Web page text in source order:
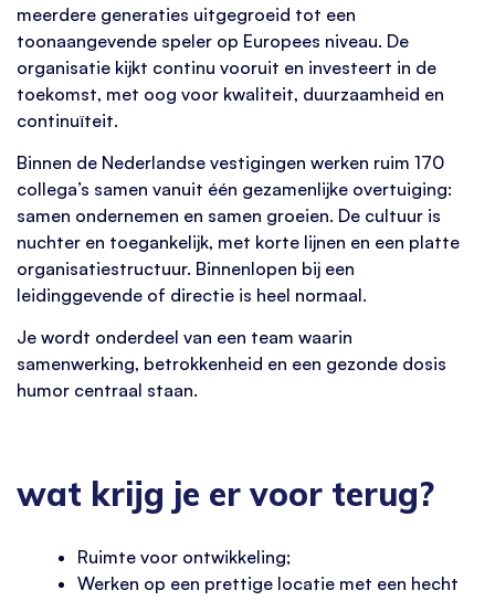
meerdere generaties uitgegroeid tot een
toonaangevende speler op Europees niveau. De
organisatie kijkt continu vooruit en investeert in de
toekomst, met oog voor kwaliteit, duurzaamheid en
continuïteit.
Binnen de Nederlandse vestigingen werken ruim 170
collega’s samen vanuit één gezamenlijke overtuiging:
samen ondernemen en samen groeien. De cultuur is
nuchter en toegankelijk, met korte lijnen en een platte
organisatiestructuur. Binnenlopen bij een
leidinggevende of directie is heel normaal.
Je wordt onderdeel van een team waarin
samenwerking, betrokkenheid en een gezonde dosis
humor centraal staan.
wat krijg je er voor terug?
Ruimte voor ontwikkeling;
Werken op een prettige locatie met een hecht